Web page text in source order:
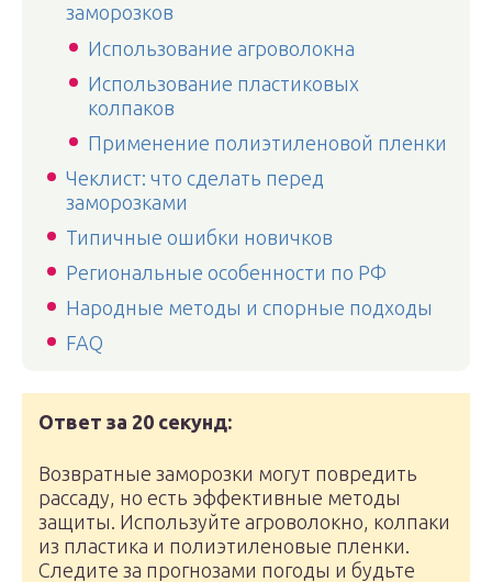
заморозков
Использование агроволокна
Использование пластиковых
колпаков
Применение полиэтиленовой пленки
Чеклист: что сделать перед
заморозками
Типичные ошибки новичков
Региональные особенности по РФ
Народные методы и спорные подходы
FAQ
Ответ за 20 секунд:
Возвратные заморозки могут повредить
рассаду, но есть эффективные методы
защиты. Используйте агроволокно, колпаки
из пластика и полиэтиленовые пленки.
Следите за прогнозами погоды и будьте